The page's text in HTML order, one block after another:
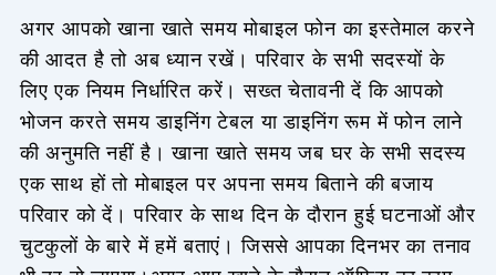
अगर आपको खाना खाते समय मोबाइल फोन का इस्तेमाल करने
की आदत है तो अब ध्यान रखें। परिवार के सभी सदस्यों के
लिए एक नियम निर्धारित करें। सख्त चेतावनी दें कि आपको
भोजन करते समय डाइनिंग टेबल या डाइनिंग रूम में फोन लाने
की अनुमति नहीं है। खाना खाते समय जब घर के सभी सदस्य
एक साथ हों तो मोबाइल पर अपना समय बिताने की बजाय
परिवार को दें। परिवार के साथ दिन के दौरान हुई घटनाओं और
चुटकुलों के बारे में हमें बताएं। जिससे आपका दिनभर का तनाव